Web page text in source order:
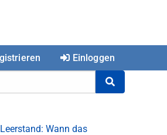
Einloggen
Wann das